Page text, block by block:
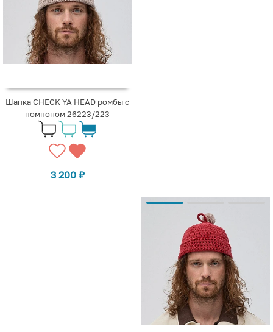
Шапка CHECK YA HEAD ромбы с
помпоном 26223/223
3 200 ₽